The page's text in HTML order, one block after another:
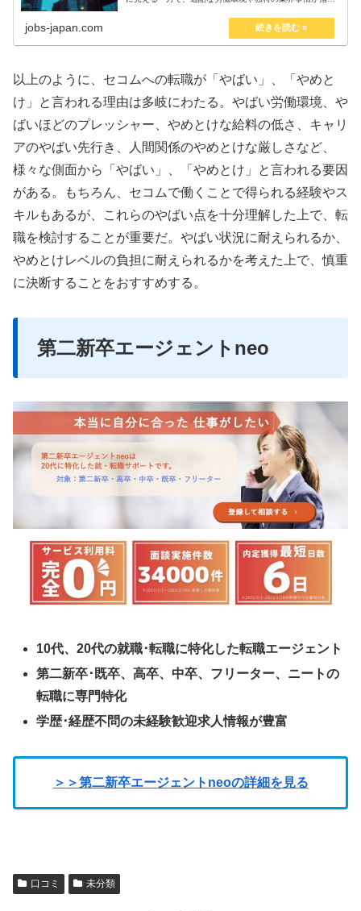
ブな意見に戸惑う人も少なくありま...
jobs-japan.com
以上のように、セコムへの転職が「やばい」、「やめと
け」と言われる理由は多岐にわたる。やばい労働環境、や
ばいほどのプレッシャー、やめとけな給料の低さ、キャリ
アのやばい先行き、人間関係のやめとけな厳しさなど、
様々な側面から「やばい」、「やめとけ」と言われる要因
がある。もちろん、セコムで働くことで得られる経験やス
キルもあるが、これらのやばい点を十分理解した上で、転
職を検討することが重要だ。やばい状況に耐えられるか、
やめとけレベルの負担に耐えられるかを考えた上で、慎重
に決断することをおすすめする。
第二新卒エージェントneo
10代、20代の就職･転職に特化した転職エージェント
第二新卒･既卒、高卒、中卒、フリーター、ニートの
転職に専門特化
学歴･経歴不問の未経験歓迎求人情報が豊富
＞ ＞第二新卒エージェントneoの詳細を見る
口コミ 未分類